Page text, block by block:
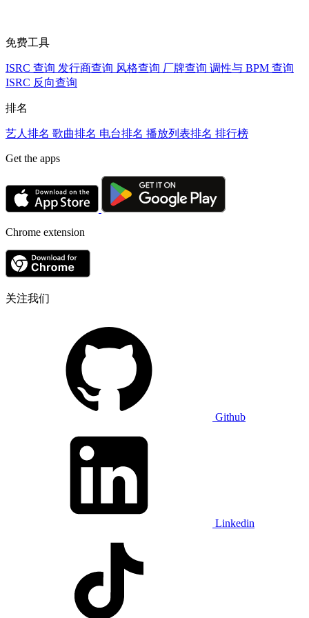
免费工具
ISRC 查询 发行商查询 风格查询 厂牌查询 调性与 BPM 查询
ISRC 反向查询
排名
艺人排名 歌曲排名 电台排名 播放列表排名 排行榜
Get the apps
Chrome extension
关注我们
Github
Linkedin